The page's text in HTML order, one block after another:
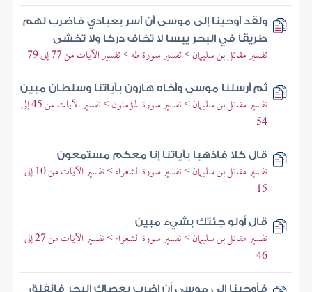
ولقد أوحينا إلى موسى أن أسر بعبادي فاضرب لهم
طريقا في البحر يبسا لا تخاف دركا ولا تخشى
تفسير مقاتل بن سليمان > تفسير سورة طه > تفسير الآيات من 77 إلى 79
ثم أرسلنا موسى وأخاه هارون بآياتنا وسلطان مبين
تفسير مقاتل بن سليمان > تفسير سورة المؤمنون > تفسير الآيات من 45 إلى
54
قال كلا فاذهبا بآياتنا إنا معكم مستمعون
تفسير مقاتل بن سليمان > تفسير سورة الشعراء > تفسير الآيات من 10 إلى
15
قال أولو جئتك بشيء مبين
تفسير مقاتل بن سليمان > تفسير سورة الشعراء > تفسير الآيات من 27 إلى
46
فأوحينا إلى موسى أن اضرب بعصاك البحر فانفلق